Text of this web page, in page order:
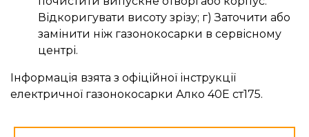
Відкоригувати висоту зрізу; г) Заточити або
замінити ніж газонокосарки в сервісному
центрі.
Інформація взята з офіційної інструкції
електричної газонокосарки Алко 40Е ст175.